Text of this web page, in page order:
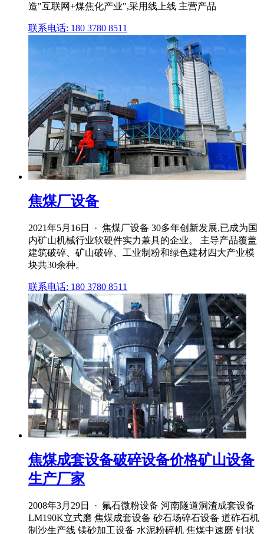
造"互联网+煤焦化产业",采用线上线 主营产品
联系电话: 180 3780 8511
焦煤厂设备
2021年5月16日 · 焦煤厂设备 30多年创新发展,已成为国
内矿山机械行业软硬件实力兼具的企业。 主导产品覆盖
建筑破碎、矿山破碎、工业制粉和绿色建材四大产业模
块共30余种。
联系电话: 180 3780 8511
焦煤成套设备破碎设备价格矿山设备
生产厂家
2008年3月29日 · 氟石微粉设备 河南隧道洞渣成套设备
LM190K立式磨 焦煤成套设备 砂石场碎石设备 道砟石机
制沙生产线 镁砂加工设备 水泥粉碎机 焦煤中速磨 针状